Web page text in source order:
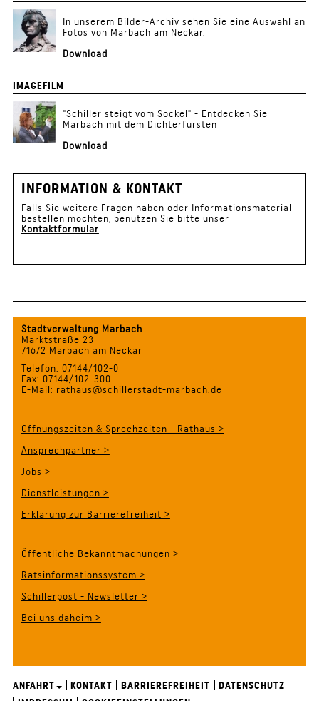
In unserem Bilder-Archiv sehen Sie eine Auswahl an
Fotos von Marbach am Neckar.
Download
IMAGEFILM
"Schiller steigt vom Sockel" - Entdecken Sie
Marbach mit dem Dichterfürsten
Download
INFORMATION & KONTAKT
Falls Sie weitere Fragen haben oder Informationsmaterial
bestellen möchten, benutzen Sie bitte unser
Kontaktformular
Stadtverwaltung Marbach
Marktstraße 23
71672 Marbach am Neckar
Telefon: 07144/102-0
Fax: 07144/102-300
E-Mail: rathaus@schillerstadt-marbach.de
Öffnungszeiten & Sprechzeiten - Rathaus >
Ansprechpartner >
Jobs >
Dienstleistungen >
Erklärung zur Barrierefreiheit >
Öffentliche Bekanntmachungen >
Ratsinformationssystem >
Schillerpost - Newsletter >
Bei uns daheim >
ANFAHRT KONTAKT BARRIEREFREIHEIT
DATENSCHUTZ